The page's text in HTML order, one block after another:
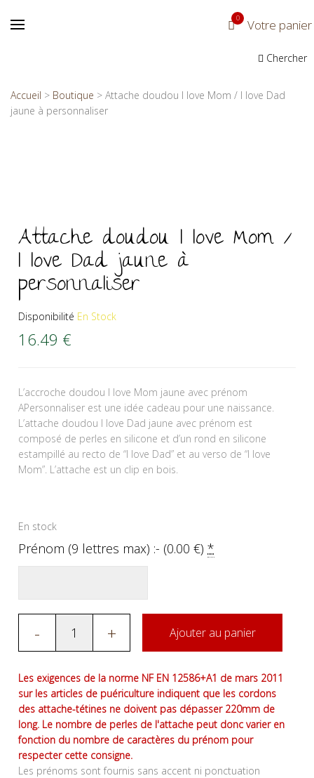
0 Votre panier
Chercher
Accueil > Boutique > Attache doudou I love Mom / I love Dad
jaune à personnaliser
Attache doudou I love Mom /
I love Dad jaune à
personnaliser
Disponibilité En Stock
16.49 €
L’accroche doudou I love Mom jaune avec prénom
APersonnaliser est une idée cadeau pour une naissance.
L’attache doudou I love Dad jaune avec prénom est
composé de perles en silicone et d’un rond en silicone
estampillé au recto de “I love Dad” et au verso de “I love
Mom”. L’attache est un clip en bois.
En stock
Prénom (9 lettres max) :- (0.00€)*
- + Ajouter au panier
Les exigences de la norme NF EN 12586+A1 de mars 2011
sur les articles de puériculture indiquent que les cordons
des attache-tétines ne doivent pas dépasser 220mm de
long. Le nombre de perles de l'attache peut donc varier en
fonction du nombre de caractères du prénom pour
respecter cette consigne.
Les prénoms sont fournis sans accent ni ponctuation